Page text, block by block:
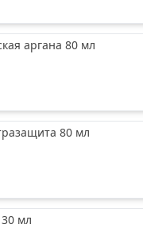
аргана 80 мл
80 мл
мл